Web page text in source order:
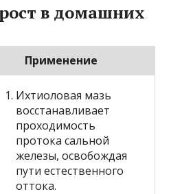
в домашних
Применение
Ихтиоловая мазь
восстанавливает
проходимость
протока сальной
железы, освобождая
пути естественного
оттока.